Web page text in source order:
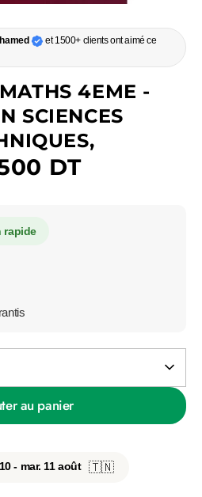
et 1500+ clients ont aimé ce
4EME -
SCIENCES
DT
rapide
au panier
- mar. 11 août 🇹🇳